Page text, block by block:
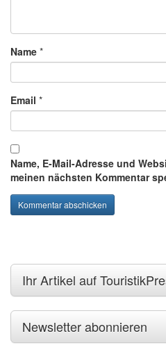
Name *
Email *
Name, E-Mail-Adresse und
meinen nächsten Kommentar
Ihr Artikel auf
Newsletter abonnieren